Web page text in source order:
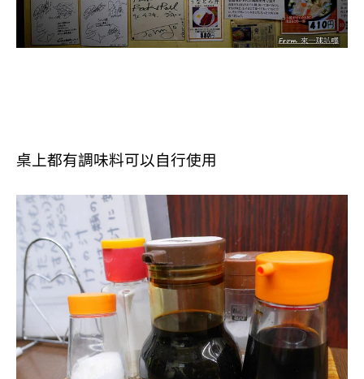
桌上都有調味料可以自行使用